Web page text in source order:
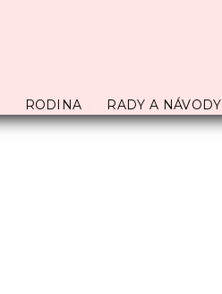
RODINA RADY A NÁVODY